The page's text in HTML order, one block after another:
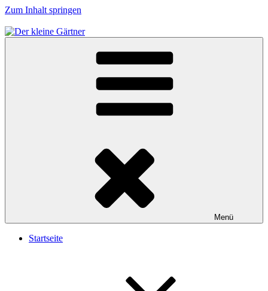
Zum Inhalt springen
Menü
Startseite